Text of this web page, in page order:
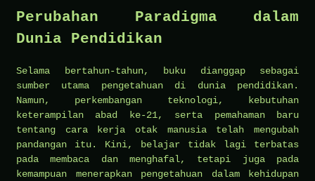
Perubahan Paradigma dalam
Dunia Pendidikan
Selama bertahun-tahun, buku dianggap sebagai
sumber utama pengetahuan di dunia pendidikan.
Namun, perkembangan teknologi, kebutuhan
keterampilan abad ke-21, serta pemahaman baru
tentang cara kerja otak manusia telah mengubah
pandangan itu. Kini, belajar tidak lagi terbatas
pada membaca dan menghafal, tetapi juga pada
kemampuan menerapkan pengetahuan dalam kehidupan